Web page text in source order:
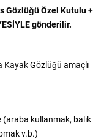
Gözlüğü Özel Kutulu +
gönderilir.
Kayak Gözlüğü amaçlı
(araba kullanmak, balık
v.b.)